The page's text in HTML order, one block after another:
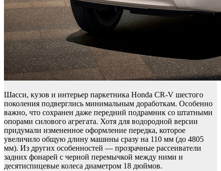
Шасси, кузов и интерьер паркетника Honda CR-V шестого
поколения подверглись минимальным доработкам. Особенно
важно, что сохранен даже передний подрамник со штатными
опорами силового агрегата. Хотя для водородной версии
придумали измененное оформление передка, которое
увеличило общую длину машины сразу на 110 мм (до 4805
мм). Из других особенностей — прозрачные рассеиватели
задних фонарей с черной перемычкой между ними и
десятиспицевые колеса диаметром 18 дюймов.